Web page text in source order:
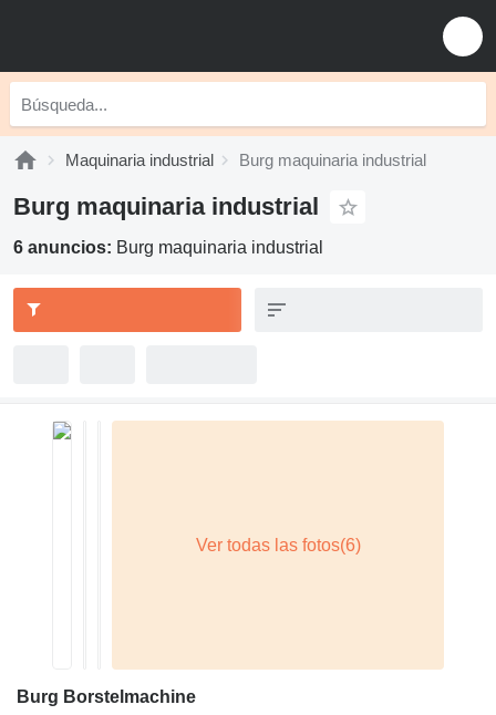
Maquinaria industrial Burg maquinaria industrial
Burg maquinaria industrial
6 anuncios: Burg maquinaria industrial
Burg Borstelmachine